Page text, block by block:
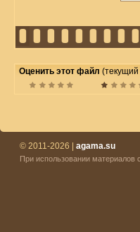
Оценить этот файл (текущий
© 2011-2026 | agama.su
При использовании материалов